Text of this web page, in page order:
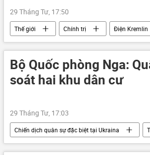
29 Tháng Tư, 17:50
Thế giới Chính trị Điện Kremlin
OPEC
năng lượng Ukraina
Bộ Quốc phòng Nga:
soát hai khu dân cư
29 Tháng Tư, 17:03
Chiến dịch quân sự đặc biệt tại Ukraina
Cuộc khủng hoảng ở Ukraina
Quân đội